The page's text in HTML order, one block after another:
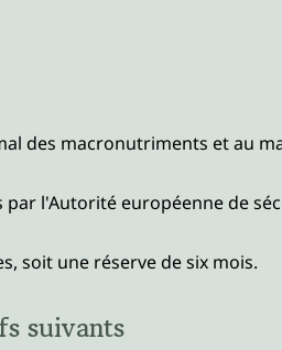
des macronutriments et au
l'Autorité européenne de
soit une réserve de six mois.
suivants